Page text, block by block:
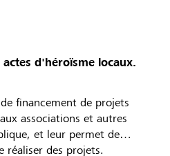
d'héroïsme locaux.
financement de projets
associations et autres
et leur permet de
réaliser des projets.